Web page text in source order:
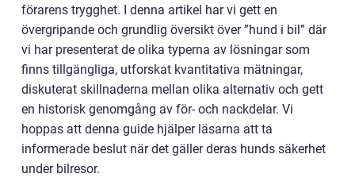
förarens trygghet. I denna artikel har vi gett en
övergripande och grundlig översikt över ”hund i bil” där
vi har presenterat de olika typerna av lösningar som
finns tillgängliga, utforskat kvantitativa mätningar,
diskuterat skillnaderna mellan olika alternativ och gett
en historisk genomgång av för- och nackdelar. Vi
hoppas att denna guide hjälper läsarna att ta
informerade beslut när det gäller deras hunds säkerhet
under bilresor.